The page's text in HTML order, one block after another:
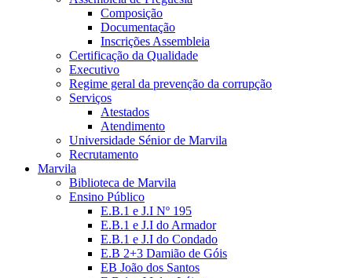
Composição
Documentação
Inscrições Assembleia
Certificação da Qualidade
Executivo
Regime geral da prevenção da corrupção
Serviços
Atestados
Atendimento
Universidade Sénior de Marvila
Recrutamento
Marvila
Biblioteca de Marvila
Ensino Público
E.B.1 e J.I Nº 195
E.B.1 e J.I do Armador
E.B.1 e J.I do Condado
E.B 2+3 Damião de Góis
EB João dos Santos